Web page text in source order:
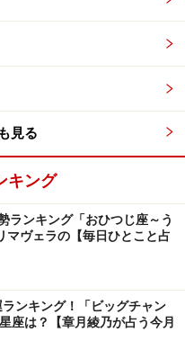
見る
キング
ランキング「おひつじ座～う
マヴェラの【毎日ひとこと占
ンキング！「ビッグチャン
座は？【章月綾乃が占う今月